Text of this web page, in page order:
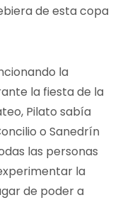
de esta copa
la
la fiesta de la
Pilato sabía
o Sanedrín
las personas
la
de poder a